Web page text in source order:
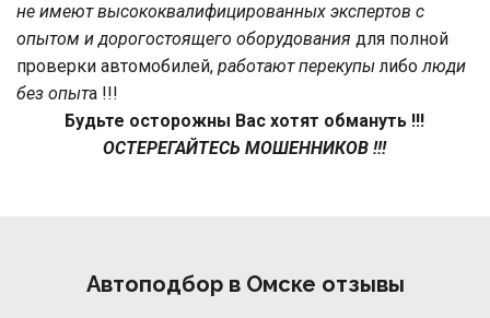
не имеют высококвалифицированных экспертов с
опытом и дорогостоящего оборудования для полной
проверки автомобилей, работают перекупы либо люди
без опыта !!!
Будьте осторожны Вас хотят обмануть !!!
ОСТЕРЕГАЙТЕСЬ МОШЕННИКОВ !!!
Автоподбор в Омске отзывы